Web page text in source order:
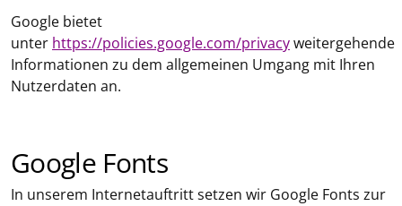
Google bietet
unter https://policies.google.com/privacyweitergehende
Informationen zu dem allgemeinen Umgang mit Ihren
Nutzerdaten an.
Google Fonts
In unserem Internetauftritt setzen wir Google Fonts zur